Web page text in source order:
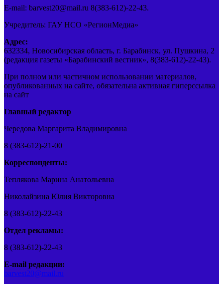
E-mail: barvest20@mail.ru 8(383-612)-22-43.
Учредитель: ГАУ НСО «РегионМедиа»
Адрес:
632334, Новосибирская область, г. Барабинск, ул. Пушкина, 2
(редакция газеты «Барабинский вестник», 8(383-612)-22-43).
При полном или частичном использовании материалов,
опубликованных на сайте, обязательна активная гиперссылка
на сайт
Главный редактор
Чередова Маргарита Владимировна
8 (383-612)-21-00
Корреспонденты:
Теплякова Марина Анатольевна
Николайзина Юлия Викторовна
8 (383-612)-22-43
Отдел рекламы:
8 (383-612)-22-43
E-mail редакции:
barvest20@mail.ru